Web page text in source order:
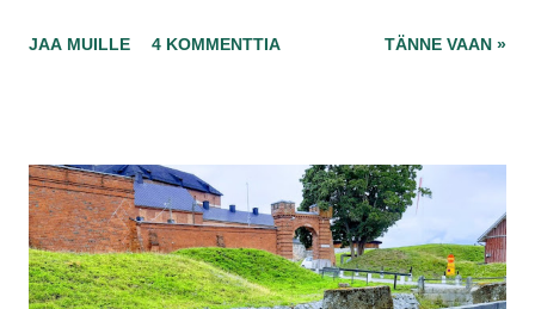
samalla muutama mainos voi saapua kuulokkeisiin.
pitkään.
JAA MUILLE 4 KOMMENTTIA TÄNNE VAAN »